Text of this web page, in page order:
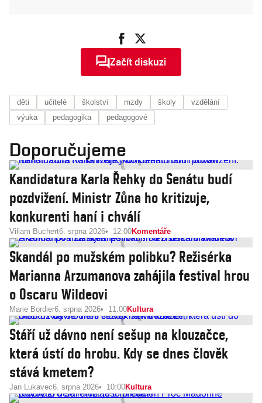
Začít diskuzi
děti učitelé školství mzdy školy
vzdělání
výuka
pedagogika pedagogové
Doporučujeme
Kandidatura Karla Řehky do Senátu budí
pozdvižení. Ministr Zůna ho kritizuje,
konkurenti haní i chválí
Viliam Buchert6. srpna 2026 12:00Komentáře
Skandál po mužském polibku? Režisérka
Marianna Arzumanova zahájila festival hrou
o Oscaru Wildeovi
Marie Bordier6. srpna 2026 11:00Kultura
Stáří už dávno není sešup na klouzačce,
která ústí do hrobu. Kdy se dnes člověk
stává kmetem?
Jan Lukavec6. srpna 2026 10:00Kultura